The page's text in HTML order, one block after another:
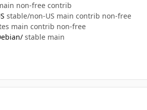
non-free contrib
stable/non-US main contrib non-free
main contrib non-free
stable main